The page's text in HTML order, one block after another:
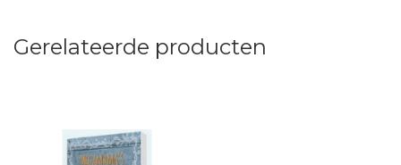
Gerelateerde producten